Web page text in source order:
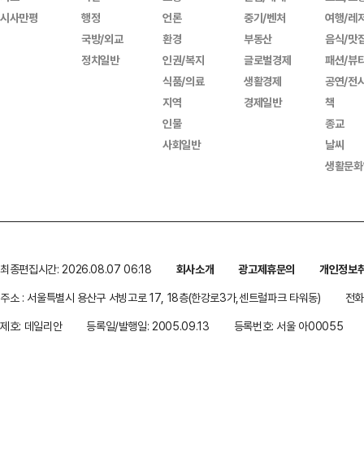
시사만평
행정
국방/외교
정치일반
언론
환경
인권/복지
식품/의료
지역
인물
사회일반
중기/벤처
부동산
글로벌경제
생활경제
경제일반
여행/레
음식/맛
패션/뷰
공연/전
책
종교
날씨
생활문
최종편집시간: 2026.08.07 06:18 회사소개 광고제휴문의
개인정보
주소 : 서울특별시 용산구 서빙고로 17, 18층(한강로3가,센트럴파크 타워동)
전
제호: 데일리안
등록일/발행일: 2005.09.13 등록번호: 서울 아00055